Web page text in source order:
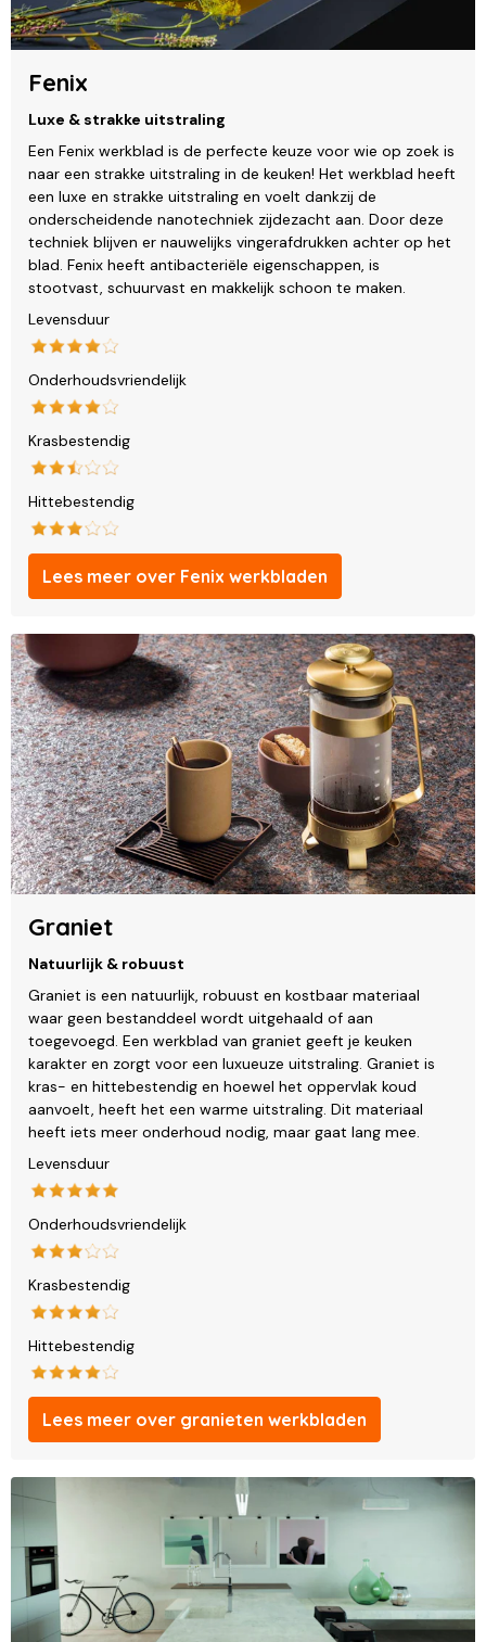
Fenix
Luxe & strakke uitstraling
Een Fenix werkblad is de perfecte keuze voor wie op zoek is
naar een strakke uitstraling in de keuken! Het werkblad heeft
een luxe en strakke uitstraling en voelt dankzij de
onderscheidende nanotechniek zijdezacht aan. Door deze
techniek blijven er nauwelijks vingerafdrukken achter op het
blad. Fenix heeft antibacteriële eigenschappen, is
stootvast, schuurvast en makkelijk schoon te maken.
Levensduur
Onderhoudsvriendelijk
Krasbestendig
Hittebestendig
Lees meer over Fenix werkbladen
Graniet
Natuurlijk & robuust
Graniet is een natuurlijk, robuust en kostbaar materiaal
waar geen bestanddeel wordt uitgehaald of aan
toegevoegd. Een werkblad van graniet geeft je keuken
karakter en zorgt voor een luxueuze uitstraling. Graniet is
kras- en hittebestendig en hoewel het oppervlak koud
aanvoelt, heeft het een warme uitstraling. Dit materiaal
heeft iets meer onderhoud nodig, maar gaat lang mee.
Levensduur
Onderhoudsvriendelijk
Krasbestendig
Hittebestendig
Lees meer over granieten werkbladen